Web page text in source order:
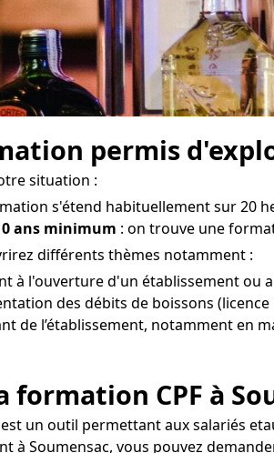
permis
situation :
s'étend habituellement sur 20
ans minimum : on trouve une
différents thèmes notamment :
à l'ouverture d'un établissement ou
des débits de boissons
de l’établissement, notamment en
CPF à
est un outil permettant aux salariés
à Soumensac, vous pouvez